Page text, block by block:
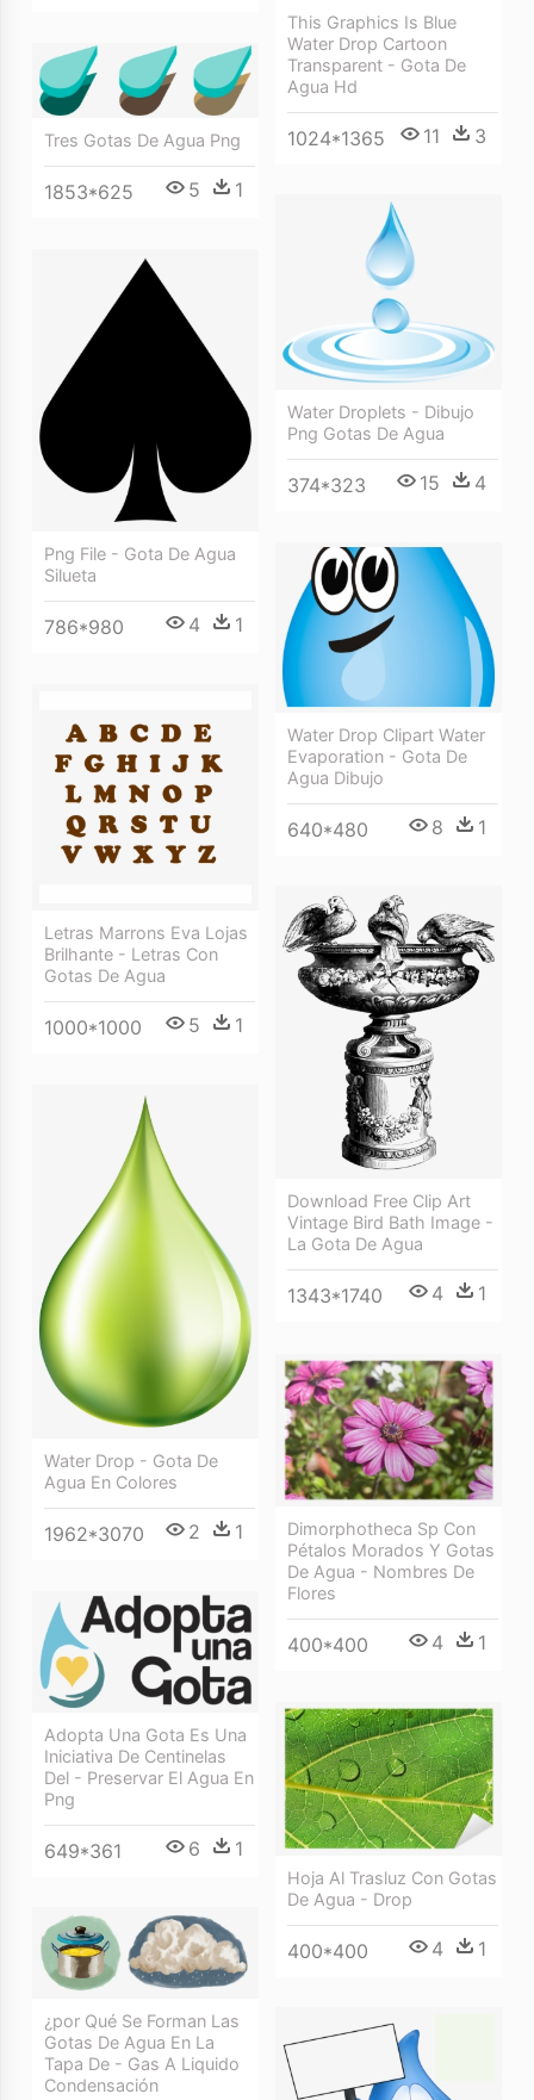
This Graphics Is Blue
Water Drop Cartoon
Transparent - Gota De
Agua Hd
1024*1365 11 3
Tres Gotas De Agua Png
1853*625 5 1
Water Droplets - Dibujo
Png Gotas De Agua
374*323 15 4
Png File - Gota De Agua
Silueta
786*980 4 1
Water Drop Clipart Water
Evaporation - Gota De
Agua Dibujo
640*480 8 1
Letras Marrons Eva Lojas
Brilhante - Letras Con
Gotas De Agua
1000*1000 5 1
Download Free Clip Art
Vintage Bird Bath Image -
La Gota De Agua
1343*1740 4 1
Water Drop - Gota De
Agua En Colores
1962*3070 2 1
Dimorphotheca Sp Con
Pétalos Morados Y Gotas
De Agua - Nombres De
Flores
400*400 4 1
Adopta Una Gota Es Una
Iniciativa De Centinelas
Del - Preservar El Agua En
Png
649*361 6 1
Hoja Al Trasluz Con Gotas
De Agua - Drop
400*400 4 1
¿por Qué Se Forman Las
Gotas De Agua En La
Tapa De - Gas A Liquido
Condensación